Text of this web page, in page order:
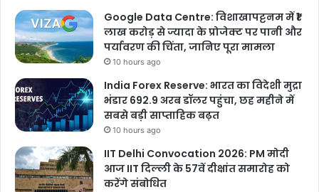
Google Data Centre: विशाखापट्टनम में ₹1
लाख करोड़ से ज्यादा के प्रोजेक्ट पर पानी और
पर्यावरण की चिंता, जानिए पूरा मामला
10 hours ago
India Forex Reserve: भारत का विदेशी मुद्रा
भंडार 692.9 अरब डॉलर पहुंचा, छह महीने में
सबसे बड़ी साप्ताहिक बढ़त
10 hours ago
IIT Delhi Convocation 2026: PM मोदी
आज IIT दिल्ली के 57वें दीक्षांत समारोह को
करेंगे संबोधित